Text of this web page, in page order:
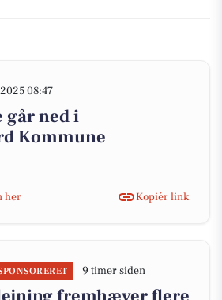
08:47
går ned i
Kommune
her
Kopiér link
9 timer siden